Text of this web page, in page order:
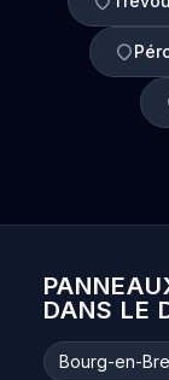
DANS LE
Bourg-en-